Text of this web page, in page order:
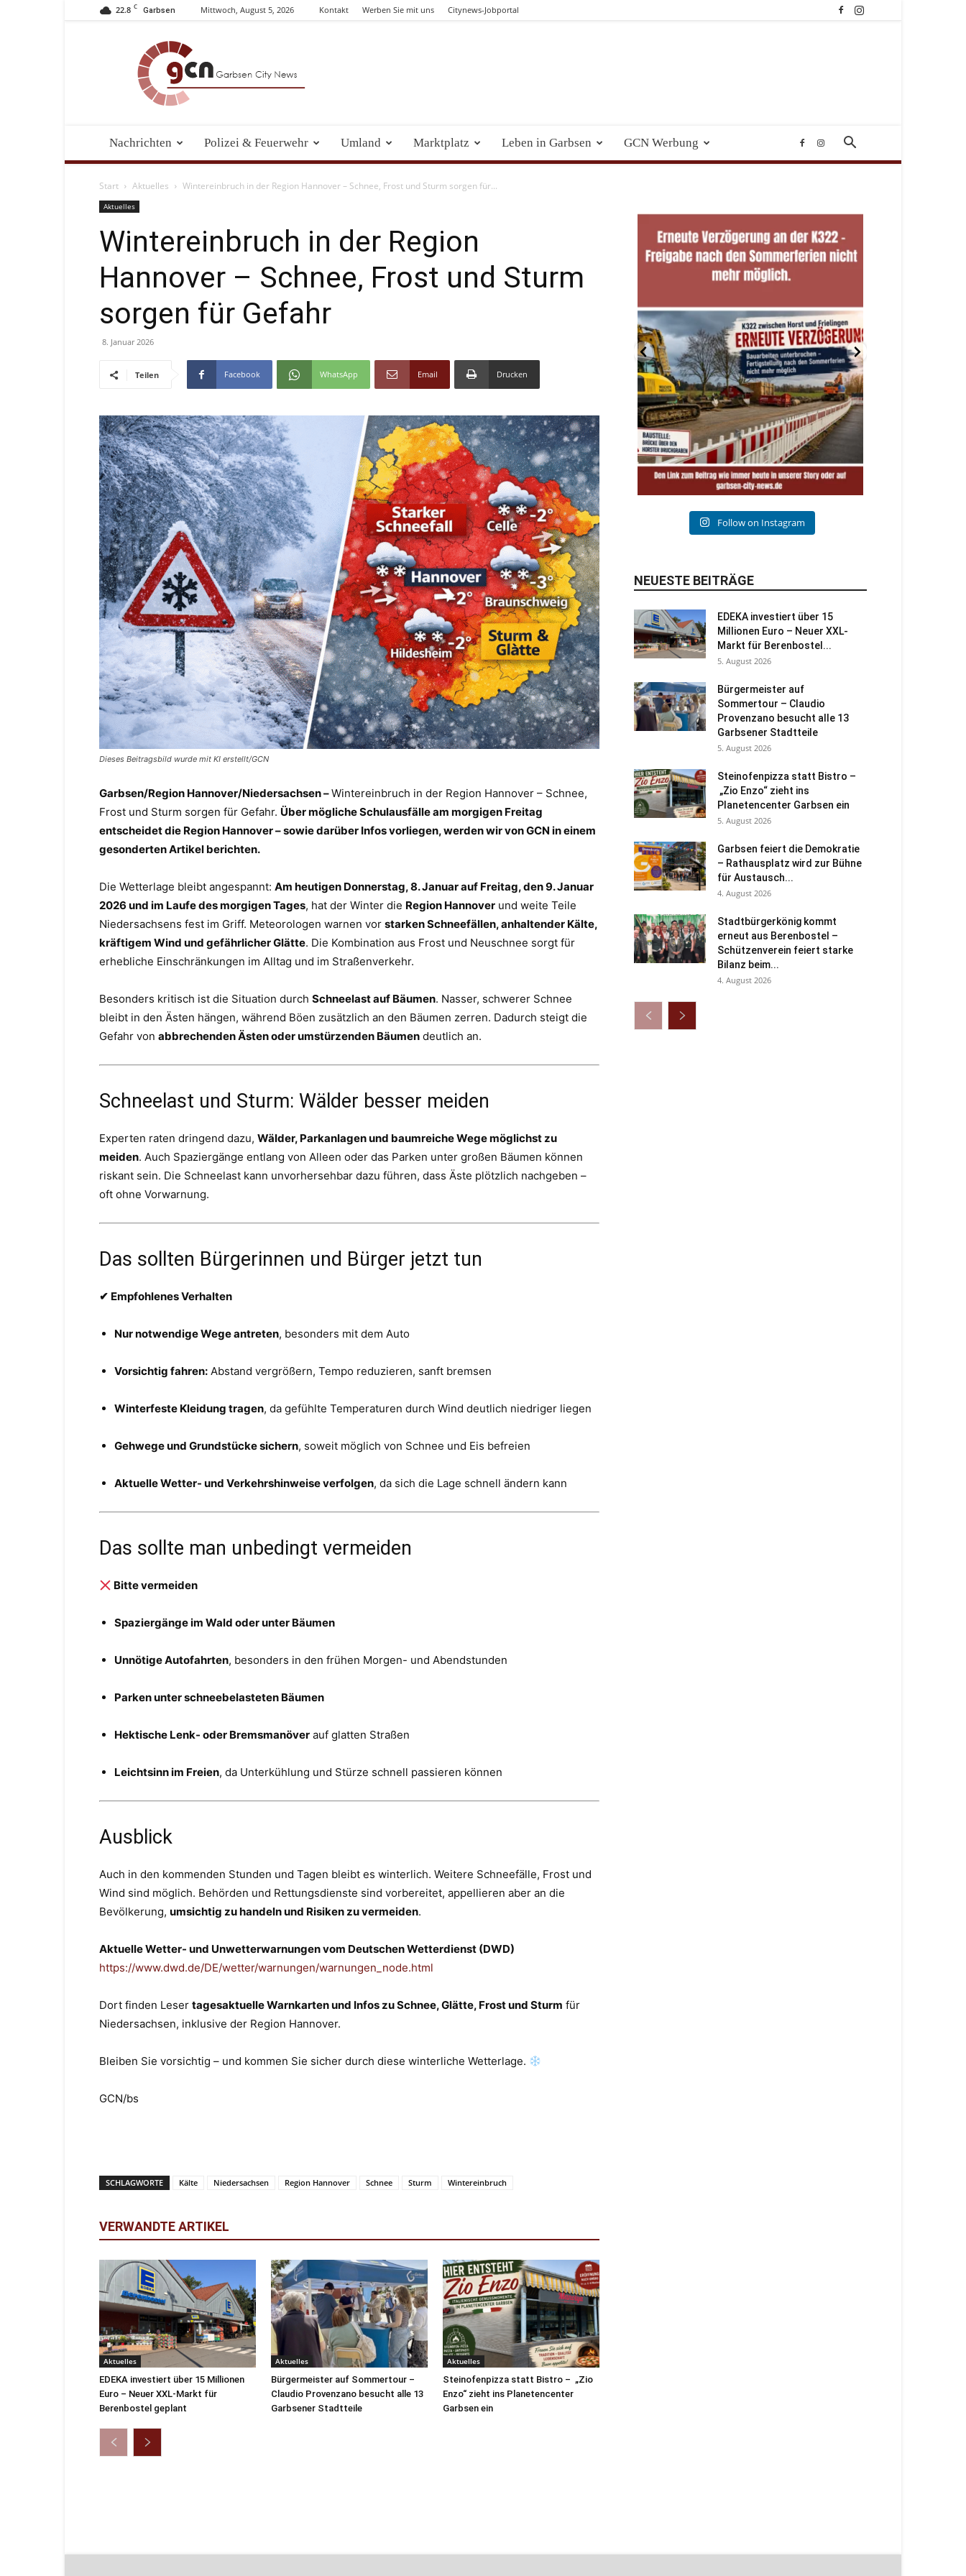
22.8 C Garbsen Mittwoch, August 5, 2026 Kontakt Werben Sie mit uns Citynews-Jobportal
News
Nachrichten Polizei & Feuerwehr Umland Marktplatz Leben in Garbsen GCN Werbung
Start Aktuelles Wintereinbruch in der Region Hannover – Schnee, Frost und Sturm sorgen für...
Aktuelles
Wintereinbruch in der Region
Hannover – Schnee, Frost und Sturm
sorgen für Gefahr
8. Januar 2026
Teilen Facebook WhatsApp Email Drucken
Dieses Beitragsbild wurde mit KI erstellt/GCN
Garbsen/Region Hannover/Niedersachsen –Wintereinbruch in der Region Hannover – Schnee,
Frost und Sturm sorgen für Gefahr. Über mögliche Schulausfälle am morgigen Freitag
entscheidet die Region Hannover – sowie darüber Infos vorliegen, werden wir von GCN in einem
gesonderten Artikel berichten.
Die Wetterlage bleibt angespannt: Am heutigen Donnerstag, 8. Januar auf Freitag, den 9. Januar
2026 und im Laufe des morgigen Tages, hat der Winter die Region Hannover und weite Teile
Niedersachsens fest im Griff. Meteorologen warnen vor starken Schneefällen, anhaltender Kälte,
kräftigem Wind und gefährlicher Glätte. Die Kombination aus Frost und Neuschnee sorgt für
erhebliche Einschränkungen im Alltag und im Straßenverkehr.
Besonders kritisch ist die Situation durch Schneelast auf Bäumen. Nasser, schwerer Schnee
bleibt in den Ästen hängen, während Böen zusätzlich an den Bäumen zerren. Dadurch steigt die
Gefahr von abbrechenden Ästen oder umstürzenden Bäumen deutlich an.
Schneelast und Sturm: Wälder besser meiden
Experten raten dringend dazu, Wälder, Parkanlagen und baumreiche Wege möglichst zu
meiden. Auch Spaziergänge entlang von Alleen oder das Parken unter großen Bäumen können
riskant sein. Die Schneelast kann unvorhersehbar dazu führen, dass Äste plötzlich nachgeben –
oft ohne Vorwarnung.
Das sollten Bürgerinnen und Bürger jetzt tun
✔ Empfohlenes Verhalten
Nur notwendige Wege antreten, besonders mit dem Auto
Vorsichtig fahren: Abstand vergrößern, Tempo reduzieren, sanft bremsen
Winterfeste Kleidung tragen, da gefühlte Temperaturen durch Wind deutlich niedriger liegen
Gehwege und Grundstücke sichern, soweit möglich von Schnee und Eis befreien
Aktuelle Wetter- und Verkehrshinweise verfolgen, da sich die Lage schnell ändern kann
Das sollte man unbedingt vermeiden
Bitte vermeiden
Spaziergänge im Wald oder unter Bäumen
Unnötige Autofahrten, besonders in den frühen Morgen- und Abendstunden
Parken unter schneebelasteten Bäumen
Hektische Lenk- oder Bremsmanöver auf glatten Straßen
Leichtsinn im Freien, da Unterkühlung und Stürze schnell passieren können
Ausblick
Auch in den kommenden Stunden und Tagen bleibt es winterlich. Weitere Schneefälle, Frost und
Wind sind möglich. Behörden und Rettungsdienste sind vorbereitet, appellieren aber an die
Bevölkerung, umsichtig zu handeln und Risiken zu vermeiden.
Aktuelle Wetter- und Unwetterwarnungen vom Deutschen Wetterdienst (DWD)
https://www.dwd.de/DE/wetter/warnungen/warnungen_node.html
Dort finden Leser tagesaktuelle Warnkarten und Infos zu Schnee, Glätte, Frost und Sturm für
Niedersachsen, inklusive der Region Hannover.
Bleiben Sie vorsichtig – und kommen Sie sicher durch diese winterliche Wetterlage.
GCN/bs
SCHLAGWORTE Kälte Niedersachsen Region Hannover Schnee Sturm Wintereinbruch
VERWANDTE ARTIKEL
Aktuelles
EDEKA investiert über 15 Millionen
Euro – Neuer XXL-Markt für
Berenbostel geplant
Aktuelles
Bürgermeister auf Sommertour –
Claudio Provenzano besucht alle 13
Garbsener Stadtteile
Aktuelles
Steinofenpizza statt Bistro – „Zio
Enzo“ zieht ins Planetencenter
Garbsen ein
Follow on Instagram
NEUESTE BEITRÄGE
EDEKA investiert über 15
Millionen Euro – Neuer XXL-
Markt für Berenbostel...
5. August 2026
Bürgermeister auf
Sommertour – Claudio
Provenzano besucht alle 13
Garbsener Stadtteile
5. August 2026
Steinofenpizza statt Bistro –
„Zio Enzo“ zieht ins
Planetencenter Garbsen ein
5. August 2026
Garbsen feiert die Demokratie
– Rathausplatz wird zur Bühne
für Austausch...
4. August 2026
Stadtbürgerkönig kommt
erneut aus Berenbostel –
Schützenverein feiert starke
Bilanz beim...
4. August 2026